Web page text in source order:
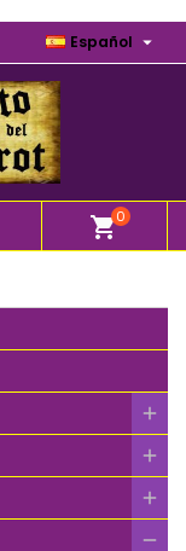
Español 
shopping_cart0